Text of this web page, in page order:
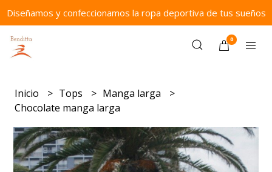
Diseñamos y confeccionamos la ropa deportiva de tus sueños
0
Inicio Tops
Manga larga
Chocolate manga larga